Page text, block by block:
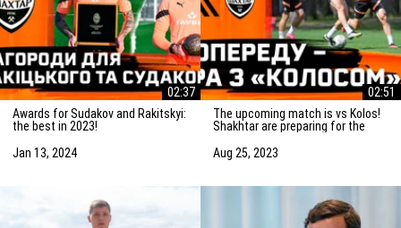
02:37
Awards for Sudakov and Rakitskyi:
the best in 2023!
Jan 13, 2024
02:51
The upcoming match is vs Kolos!
Shakhtar are preparing for the
Aug 25, 2023